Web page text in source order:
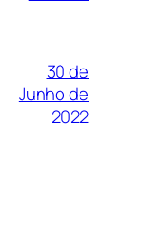
30 de
Junho de
2022